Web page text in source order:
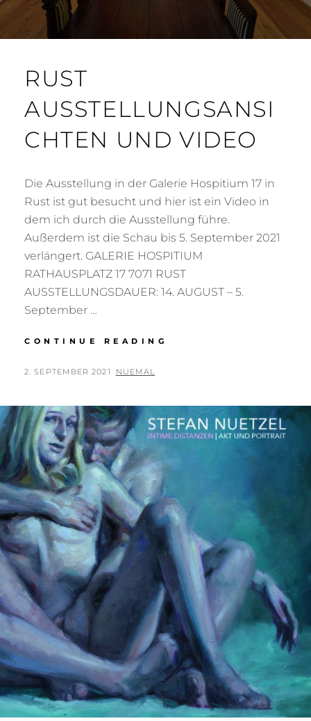
RUST
AUSSTELLUNGSANSI
CHTEN UND VIDEO
Die Ausstellung in der Galerie Hospitium 17 in
Rust ist gut besucht und hier ist ein Video in
dem ich durch die Ausstellung führe.
Außerdem ist die Schau bis 5. September 2021
verlängert. GALERIE HOSPITIUM
RATHAUSPLATZ 17 7071 RUST
AUSSTELLUNGSDAUER: 14. AUGUST – 5.
September …
CONTINUE READING
POSTED
2. SEPTEMBER 2021 BY
NUEMAL